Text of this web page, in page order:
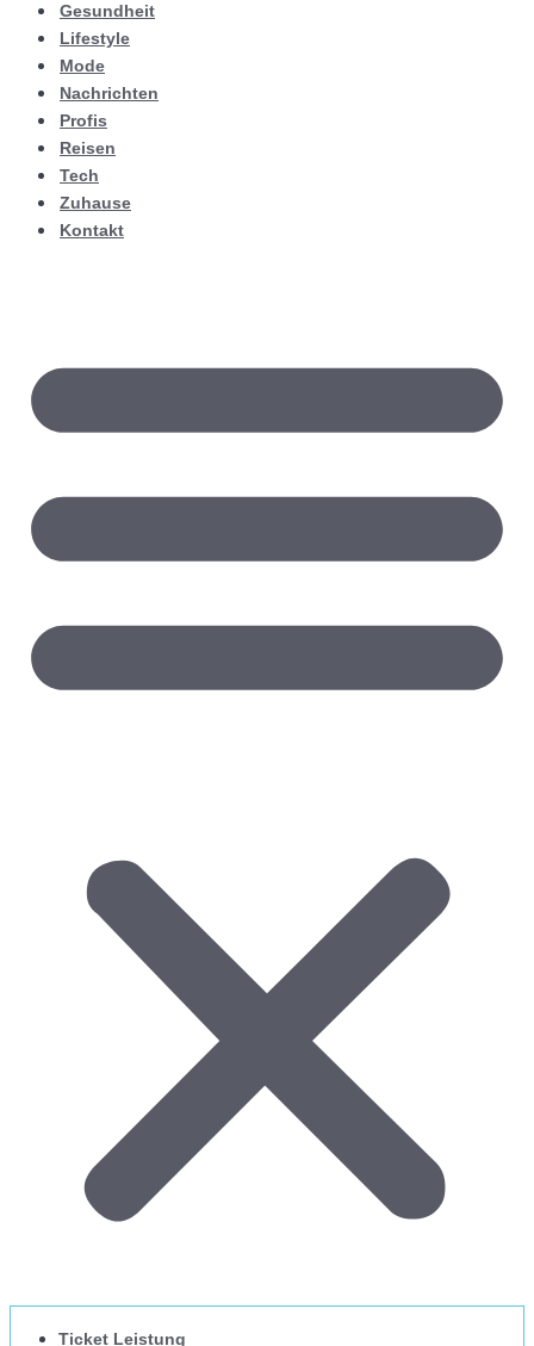
Gesundheit
Lifestyle
Mode
Nachrichten
Profis
Reisen
Tech
Zuhause
Kontakt
Ticket Leistung